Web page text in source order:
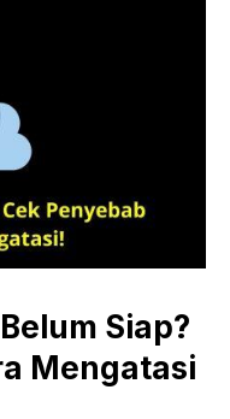
Siap?
Mengatasi